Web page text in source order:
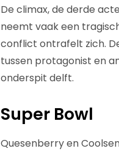
De climax, de derde
neemt vaak een
conflict ontrafelt zich.
tussen protagonist en
onderspit delft.
Super Bowl
Quesenberry en